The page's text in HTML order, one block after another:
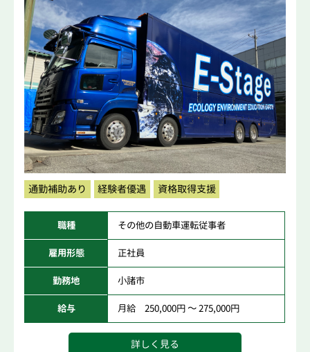
通勤補助あり 経験者優遇 資格取得支援
職種 その他の自動車運転従事者
雇用形態 正社員
勤務地 小諸市
給与 月給 250,000円 ～ 275,000円
詳しく見る